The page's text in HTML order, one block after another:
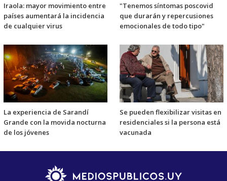
Iraola: mayor movimiento entre
países aumentará la incidencia
de cualquier virus
"Tenemos síntomas poscovid
que durarán y repercusiones
emocionales de todo tipo"
La experiencia de Sarandí
Grande con la movida nocturna
de los jóvenes
Se pueden flexibilizar visitas en
residenciales si la persona está
vacunada